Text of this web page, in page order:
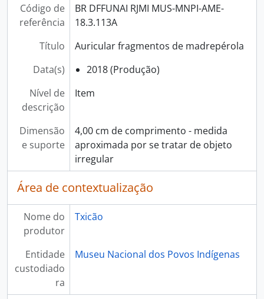
Código de
referência
BR DFFUNAI RJMI MUS-MNPI-AME-
18.3.113A
Título
Auricular fragmentos de madrepérola
Data(s)
2018 (Produção)
Nível de
descrição
Item
Dimensão
e suporte
4,00 cm de comprimento - medida
aproximada por se tratar de objeto
irregular
Área de contextualização
Nome do
produtor
Txicão
Entidade
custodiado
ra
Museu Nacional dos Povos Indígenas